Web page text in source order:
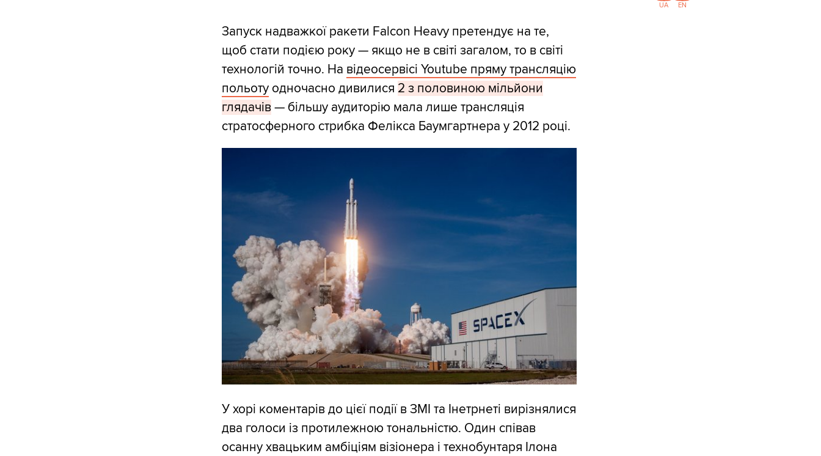
Запуск надважкої ракети Falcon Heavy претендує на те,
щоб стати подією року — якщо не в світі загалом, то в світі
технологій точно. На відеосервісі Youtube пряму трансляцію
польоту одночасно дивилися 2 з половиною мільйони
глядачів — більшу аудиторію мала лише трансляція
стратосферного стрибка Фелікса Баумгартнера у 2012 році.
У хорі коментарів до цієї події в ЗМІ та Інетрнеті вирізнялися
два голоси із протилежною тональністю. Один співав
осанну хвацьким амбіціям візіонера і технобунтаря Ілона
UA EN